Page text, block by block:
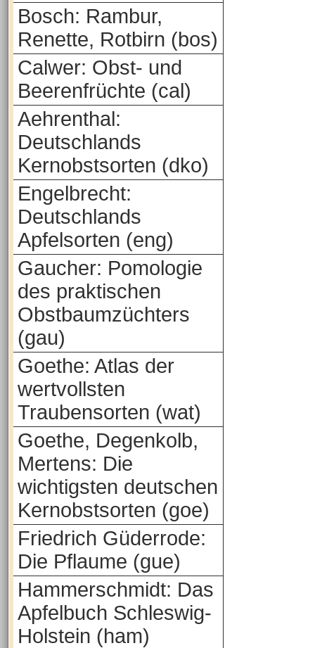
Bosch: Rambur,
Renette, Rotbirn (bos)
Calwer: Obst- und
Beerenfrüchte (cal)
Aehrenthal:
Deutschlands
Kernobstsorten (dko)
Engelbrecht:
Deutschlands
Apfelsorten (eng)
Gaucher: Pomologie
des praktischen
Obstbaumzüchters
(gau)
Goethe: Atlas der
wertvollsten
Traubensorten (wat)
Goethe, Degenkolb,
Mertens: Die
wichtigsten deutschen
Kernobstsorten (goe)
Friedrich Güderrode:
Die Pflaume (gue)
Hammerschmidt: Das
Apfelbuch Schleswig-
Holstein (ham)